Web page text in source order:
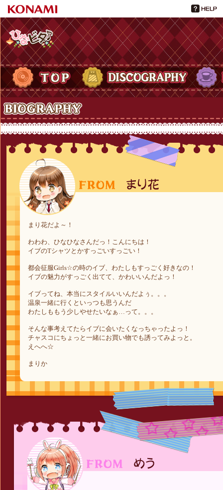
ひなビタ♪
TOP DISCOGRAPHY
Biography
まり花だよ～！
わわわ、ひなひなさんだっ！こんにちは！
イブのTシャツとかすっごいすっごい！
都会征服Girls☆の時のイブ、わたしもすっごく好きなの！
イブの魅力がすっごく出てて、かわいいんだよっ！
イブってね、本当にスタイルいいんだよぅ。。。
温泉一緒に行くといっつも思うんだ
わたしももう少しやせたいなぁ…って。。。
そんな事考えてたらイブに会いたくなっちゃったよっ！
チャスコにちょっと一緒にお買い物でも誘ってみよっと。
えへへ☆
まりか